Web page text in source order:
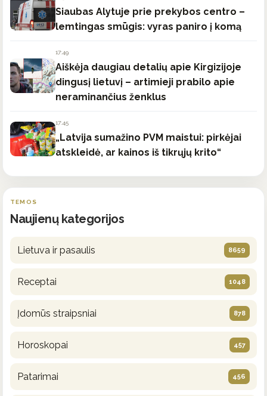
Siaubas Alytuje prie prekybos centro –
lemtingas smūgis: vyras paniro į komą
17:49
Aiškėja daugiau detalių apie Kirgizijoje
dingusį lietuvį – artimieji prabilo apie
neraminančius ženklus
17:45
„Latvija sumažino PVM maistui: pirkėjai
atskleidė, ar kainos iš tikrųjų krito“
TEMOS
Naujienų kategorijos
Lietuva ir pasaulis 8659
Receptai 1048
Įdomūs straipsniai 878
Horoskopai 457
Patarimai 456